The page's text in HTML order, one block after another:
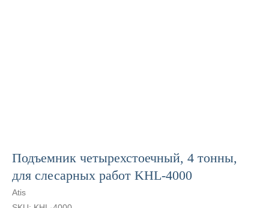
Подъемник четырехстоечный, 4 тонны,
для слесарных работ KHL-4000
Atis